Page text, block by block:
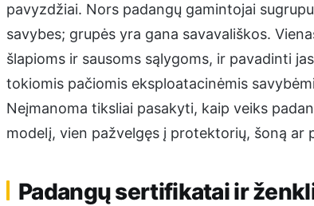
pavyzdžiai. Nors padangų gamintojai
savybes; grupės yra gana savavališkos.
šlapioms ir sausoms sąlygoms, ir pavadinti
tokiomis pačiomis eksploatacinėmis
Neįmanoma tiksliai pasakyti, kaip veiks
modelį, vien pažvelgęs į protektorių, šoną ar
Padangų sertifikatai ir